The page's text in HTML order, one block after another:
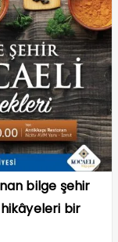
bilge şehir
bir